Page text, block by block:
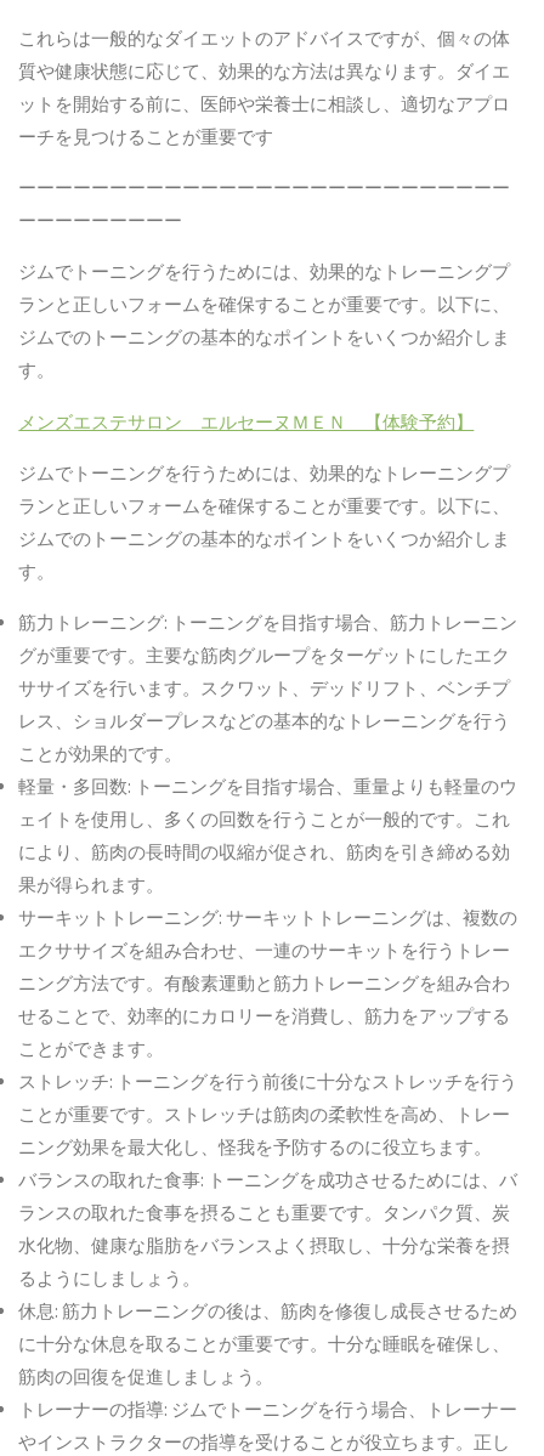
これらは一般的なダイエットのアドバイスですが、個々の体
質や健康状態に応じて、効果的な方法は異なります。ダイエ
ットを開始する前に、医師や栄養士に相談し、適切なアプロ
ーチを見つけることが重要です
ーーーーーーーーーーーーーーーーーーーーーーーーーーー
ーーーーーーーーー
ジムでトーニングを行うためには、効果的なトレーニングプ
ランと正しいフォームを確保することが重要です。以下に、
ジムでのトーニングの基本的なポイントをいくつか紹介しま
す。
メンズエステサロン エルセーヌＭＥＮ 【体験予約】
ジムでトーニングを行うためには、効果的なトレーニングプ
ランと正しいフォームを確保することが重要です。以下に、
ジムでのトーニングの基本的なポイントをいくつか紹介しま
す。
筋力トレーニング: トーニングを目指す場合、筋力トレーニン
グが重要です。主要な筋肉グループをターゲットにしたエク
ササイズを行います。スクワット、デッドリフト、ベンチプ
レス、ショルダープレスなどの基本的なトレーニングを行う
ことが効果的です。
軽量・多回数: トーニングを目指す場合、重量よりも軽量のウ
ェイトを使用し、多くの回数を行うことが一般的です。これ
により、筋肉の長時間の収縮が促され、筋肉を引き締める効
果が得られます。
サーキットトレーニング:サーキットトレーニングは、複数の
エクササイズを組み合わせ、一連のサーキットを行うトレー
ニング方法です。有酸素運動と筋力トレーニングを組み合わ
せることで、効率的にカロリーを消費し、筋力をアップする
ことができます。
ストレッチ: トーニングを行う前後に十分なストレッチを行う
ことが重要です。ストレッチは筋肉の柔軟性を高め、トレー
ニング効果を最大化し、怪我を予防するのに役立ちます。
バランスの取れた食事: トーニングを成功させるためには、バ
ランスの取れた食事を摂ることも重要です。タンパク質、炭
水化物、健康な脂肪をバランスよく摂取し、十分な栄養を摂
るようにしましょう。
休息: 筋力トレーニングの後は、筋肉を修復し成長させるため
に十分な休息を取ることが重要です。十分な睡眠を確保し、
筋肉の回復を促進しましょう。
トレーナーの指導: ジムでトーニングを行う場合、トレーナー
やインストラクターの指導を受けることが役立ちます。正し